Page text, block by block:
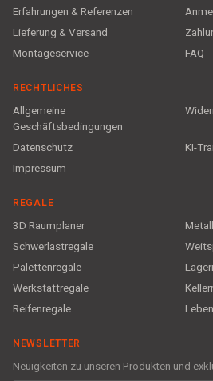
Erfahrungen & Referenzen
Lieferung & Versand
Montageservice
FAQ
RECHTLICHES
Allgemeine
Geschäftsbedingungen
Datenschutz
KI-
Impressum
REGALE
3D Raumplaner
Schwerlastregale
Palettenregale
Werkstattregale
Reifenregale
NEWSLETTER
Neuigkeiten zu unseren Produkten und